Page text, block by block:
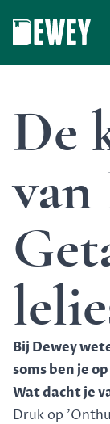
De
van
Bij Dewey
soms ben je
Wat dacht je
Druk op